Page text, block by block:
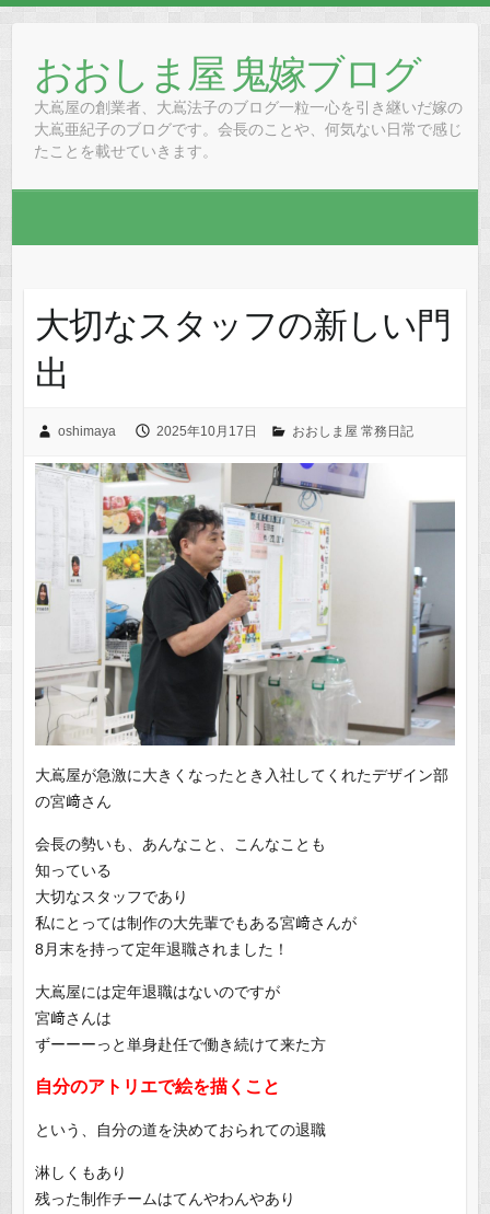
contentおおしま屋 鬼嫁ブログ
大嶌屋の創業者、大嶌法子のブログ一粒一心を引き継いだ嫁の
大嶌亜紀子のブログです。会長のことや、何気ない日常で感じ
たことを載せていきます。
大切なスタッフの新しい門
出
oshimaya 2025年10月17日 おおしま屋 常務日記
大嶌屋が急激に大きくなったとき入社してくれたデザイン部
の宮﨑さん
会長の勢いも、あんなこと、こんなことも
知っている
大切なスタッフであり
私にとっては制作の大先輩でもある宮﨑さんが
8月末を持って定年退職されました！
大嶌屋には定年退職はないのですが
宮﨑さんは
ずーーーっと単身赴任で働き続けて来た方
自分のアトリエで絵を描くこと
という、自分の道を決めておられての退職
淋しくもあり
残った制作チームはてんやわんやあり